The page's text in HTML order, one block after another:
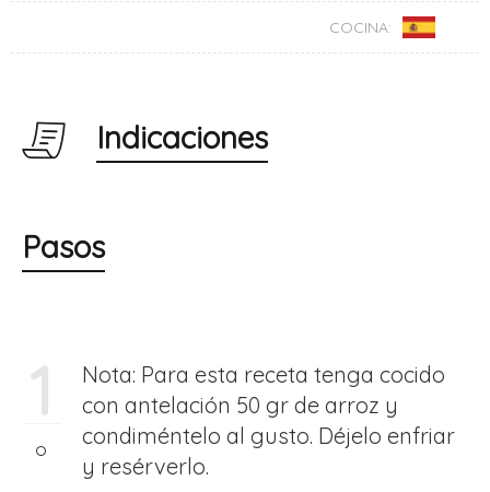
COCINA:
Indicaciones
Pasos
1
Nota: Para esta receta tenga cocido
con antelación 50 gr de arroz y
condiméntelo al gusto. Déjelo enfriar
y resérverlo.